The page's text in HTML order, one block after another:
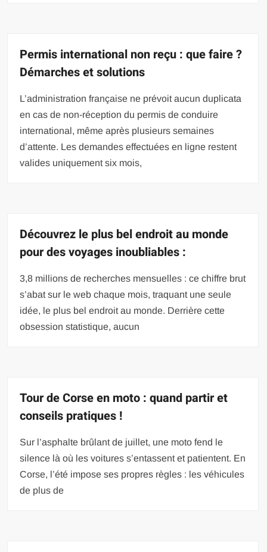
Permis international non reçu : que faire ?
Démarches et solutions
L’administration française ne prévoit aucun duplicata
en cas de non-réception du permis de conduire
international, même après plusieurs semaines
d’attente. Les demandes effectuées en ligne restent
valides uniquement six mois,
Découvrez le plus bel endroit au monde
pour des voyages inoubliables :
3,8 millions de recherches mensuelles : ce chiffre brut
s’abat sur le web chaque mois, traquant une seule
idée, le plus bel endroit au monde. Derrière cette
obsession statistique, aucun
Tour de Corse en moto : quand partir et
conseils pratiques !
Sur l’asphalte brûlant de juillet, une moto fend le
silence là où les voitures s’entassent et patientent. En
Corse, l’été impose ses propres règles : les véhicules
de plus de